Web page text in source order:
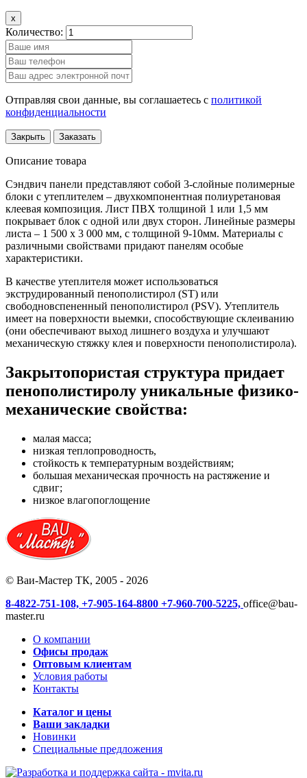
x
Количество:
Отправляя свои данные, вы соглашаетесь с политикой
конфиденциальности
Закрыть Заказать
Описание товара
Сэндвич панели представляют собой 3-слойные полимерные
блоки с утеплителем – двухкомпонентная полиуретановая
клеевая композиция. Лист ПВХ толщиной 1 или 1,5 мм
покрывает блок с одной или двух сторон. Линейные размеры
листа – 1 500 х 3 000 мм, с толщиной 9-10мм. Материалы с
различными свойствами придают панелям особые
характеристики.
В качестве утеплителя может использоваться
экструдированный пенополистирол (ST) или
свободновспененный пенополистирол (PSV). Утеплитель
имеет на поверхности выемки, способствующие склеиванию
(они обеспечивают выход лишнего воздуха и улучшают
механическую стяжку клея и поверхности пенополистирола).
Закрытопористая структура придает
пенополистиролу уникальные физико-
механические свойства:
малая масса;
низкая теплопроводность,
стойкость к температурным воздействиям;
большая механическая прочность на растяжение и
сдвиг;
низкое влагопоглощение
© Ваи-Мастер ТК, 2005 - 2026
8-4822-751-108, +7-905-164-8800 +7-960-700-5225, office@bau-
master.ru
О компании
Офисы продаж
Оптовым клиентам
Условия работы
Контакты
Каталог и цены
Ваши закладки
Новинки
Специальные предложения